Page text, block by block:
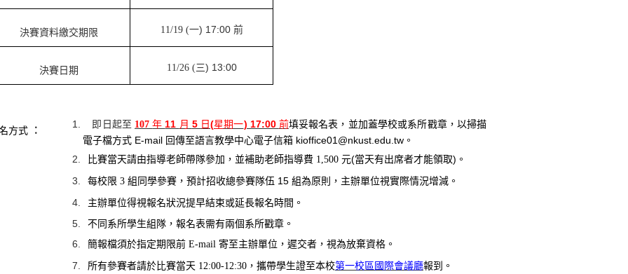
決賽資料繳交期限 11/19 (一) 17:00 前
決賽日期 11/26 (三) 13:00
方式 ：
即日起至 107年 11 月 5 日(星期一) 17:00 前填妥報名表，並加蓋學校或系所戳章，以掃描
電子檔方式 E-mail 回傳至語言教學中心電子信箱 kioffice01@nkust.edu.tw 。
比賽當天請由指導老師帶隊參加，並補助老師指導費 1,500 元(當天有出席者才能領取) 。
每校限 3 組同學參賽，預計招收總參賽隊伍 15 組為原則，主辦單位視實際情況增減。
主辦單位得視報名狀況提早結束或延長報名時間。
不同系所學生組隊，報名表需有兩個系所戳章。
簡報檔須於指定期限前 E-mail 寄至主辦單位，遲交者，視為放棄資格。
所有參賽者請於比賽當天 12:00-12:30 ，攜帶學生證至本校第一校區國際會議廳報到。